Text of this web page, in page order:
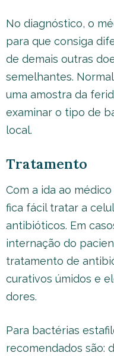
No diagnóstico, o
para que consiga
de demais outras
semelhantes.
uma amostra da
examinar o tipo de
local.
Tratamento
Com a ida ao
fica fácil tratar a
antibióticos. Em
internação do
tratamento de
curativos úmidos e
dores.
Para bactérias
recomendados são: